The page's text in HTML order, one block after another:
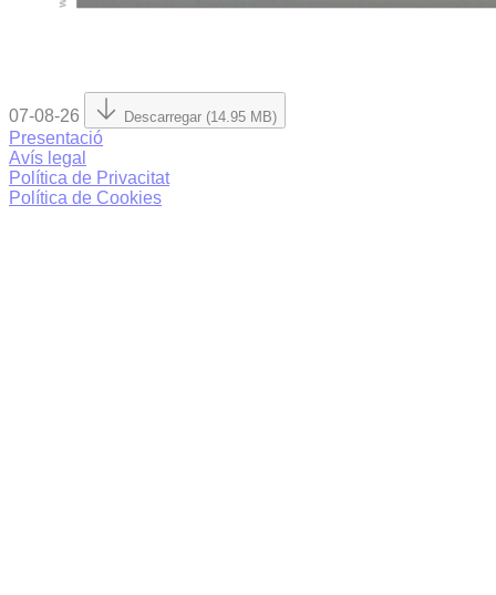
07-08-26 Descarregar (14.95 MB)
Presentació
Avís legal
Política de Privacitat
Política de Cookies